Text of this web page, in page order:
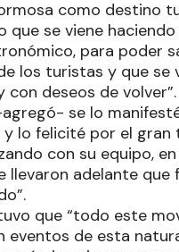
como destino
que se viene
para poder
los turistas y que se
deseos de volver”.
agregó- se lo
lo felicité por el gran
con su equipo,
llevaron adelante que
que “todo este
eventos de esta